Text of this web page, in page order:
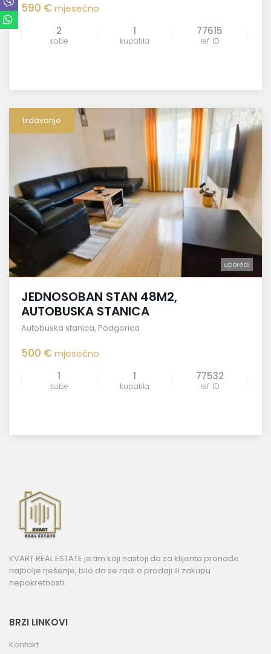
590 €mjesečno
2
sobe
1
kupatila
77615
ref. ID
Izdavanje
uporedi
JEDNOSOBAN STAN 48M2,
AUTOBUSKA STANICA
Autobuska stanica, Podgorica
500 €mjesečno
1
sobe
1
kupatila
77532
ref. ID
KVART REAL ESTATE je tim koji nastoji da za klijenta pronađe
najbolje rješenje, bilo da se radi o prodaji ili zakupu
nepokretnosti.
BRZI LINKOVI
Kontakt